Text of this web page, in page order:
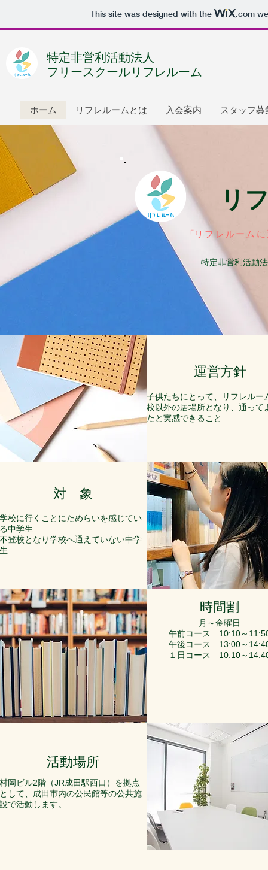
This site was designed with the .com
特定非営利活動法人
フリースクールリフレルーム
ホーム リフレルームとは 入会案内 スタッフ募
リ
「 リフレルーム
特定非営利活動
運営方針
子供たちにとって、リフレルー
校以外の居場所となり、 通って
たと実感できること
対 象
学校に行くことにためらいを感じてい
る中学生
​不登校となり学校へ通えていない中学
生
時間割
​月～金曜日
午前コース 10:10～
午後コース 13:00～
１日コース 10:10～
活動場所
村岡ビル2階（JR成田駅西口）を拠点
として、成田市内の公民館等の公共施
設で活動します。